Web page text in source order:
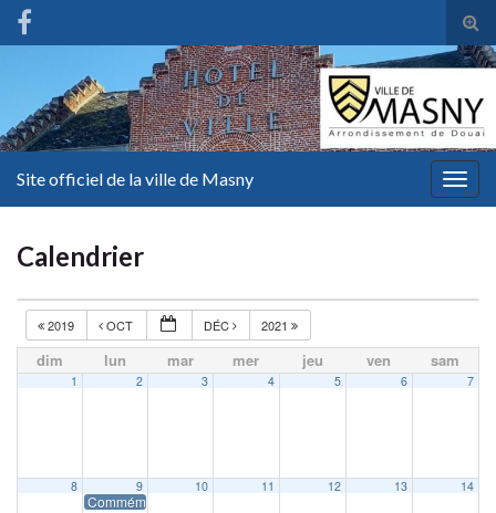
Site officiel de la ville de Masny
Calendrier
2019 OCT DÉC 2021
dim lun mar mer jeu ven sam
1 2 3 4 5 6 7
8 9
Commémoration du 11 novembre
10 11 12 13 14